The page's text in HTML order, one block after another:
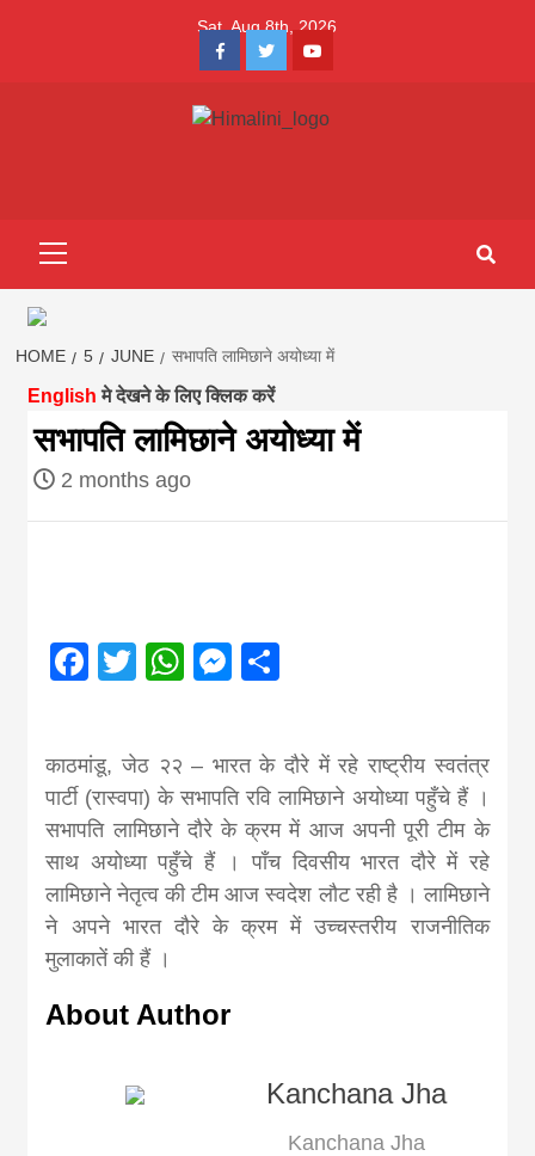
Sat. Aug 8th, 2026
FacebookTwitterYoutube
hindi
||madhesh
first hindi
magazine of
news in hindi
from
news,
khabar
HOME 5 JUNE सभापति लामिछाने अयोध्या में
English मे देखने के लिए क्लिक करें
सभापति लामिछाने अयोध्या में
2 months ago
Facebook
TwitterWhatsApp
Messenger
काठमांडू, जेठ २२ – भारत के दौरे में रहे राष्ट्रीय स्वतंत्र
पार्टी (रास्वपा) के सभापति रवि लामिछाने अयोध्या पहुँचे हैं ।
सभापति लामिछाने दौरे के क्रम में आज अपनी पूरी टीम के
साथ अयोध्या पहुँचे हैं । पाँच दिवसीय भारत दौरे में रहे
लामिछाने नेतृत्व की टीम आज स्वदेश लौट रही है । लामिछाने
ने अपने भारत दौरे के क्रम में उच्चस्तरीय राजनीतिक
मुलाकातें की हैं ।
About Author
Kanchana Jha
Kanchana Jha